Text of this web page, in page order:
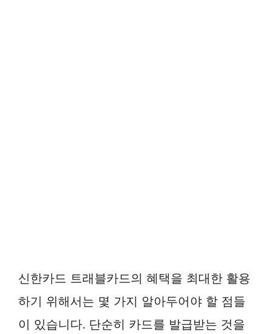
신한카드 트래블카드의 혜택을 최대한 활용
하기 위해서는 몇 가지 알아두어야 할 점들
이 있습니다. 단순히 카드를 발급받는 것을